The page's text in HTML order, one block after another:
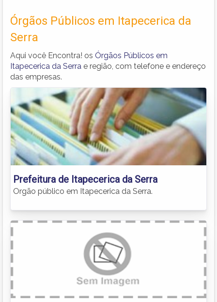
Órgãos Públicos em Itapecerica da
Serra
Aqui você Encontra! os Órgãos Públicos em
Itapecerica da Serra e região, com telefone e endereço
das empresas.
Prefeitura de Itapecerica da Serra
Orgão público em Itapecerica da Serra.